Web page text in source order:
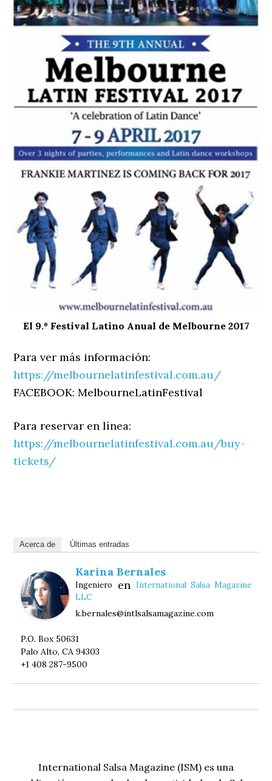
El 9.º Festival Latino Anual de Melbourne 2017
Para ver más información:
https://melbournelatinfestival.com.au/
FACEBOOK: MelbourneLatinFestival
Para reservar en línea:
https://melbournelatinfestival.com.au/buy-
tickets/
Acerca de Últimas entradas
Karina Bernales
Ingeniero en International Salsa Magazine
LLC
k.bernales@intlsalsamagazine.com
P.O. Box 50631
Palo Alto, CA 94303
+1 408 287-9500
International Salsa Magazine (ISM) es una